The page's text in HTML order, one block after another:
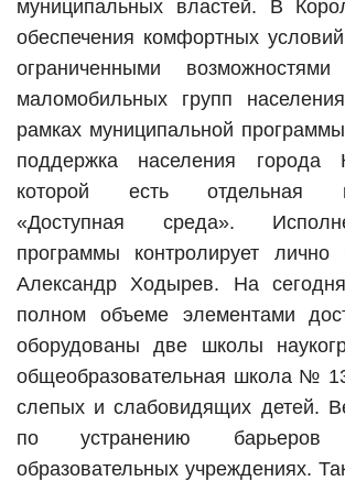
муниципальных властей. В
обеспечения комфортных
ограниченными
маломобильных групп
рамках муниципальной
поддержка населения города
которой есть отдельная
«Доступная среда».
программы контролирует лично
Александр Ходырев. На
полном объеме элементами
оборудованы две школы
общеобразовательная школа №
слепых и слабовидящих детей.
по устранению
образовательных учреждениях.